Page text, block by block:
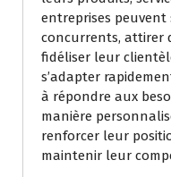
entreprises peuvent
concurrents, attirer
fidéliser leur
s’adapter
à répondre aux
manière
renforcer leur
maintenir leur